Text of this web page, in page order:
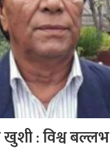
: विश्व बल्लभ